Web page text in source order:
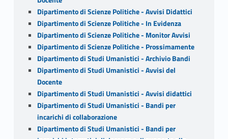
Dipartimento di Scienze Politiche - Avvisi Didattici
Dipartimento di Scienze Politiche - In Evidenza
Dipartimento di Scienze Politiche - Monitor Avvisi
Dipartimento di Scienze Politiche - Prossimamente
Dipartimento di Studi Umanistici - Archivio Bandi
Dipartimento di Studi Umanistici - Avvisi del
Docente
Dipartimento di Studi Umanistici - Avvisi didattici
Dipartimento di Studi Umanistici - Bandi per
incarichi di collaborazione
Dipartimento di Studi Umanistici - Bandi per